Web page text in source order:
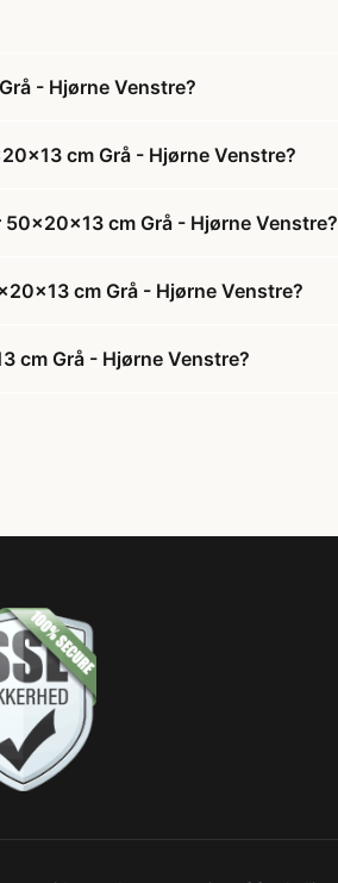
- Hjørne Venstre?
cm Grå - Hjørne Venstre?
cm Grå - Hjørne Venstre?
cm Grå - Hjørne Venstre?
cm Grå - Hjørne Venstre?